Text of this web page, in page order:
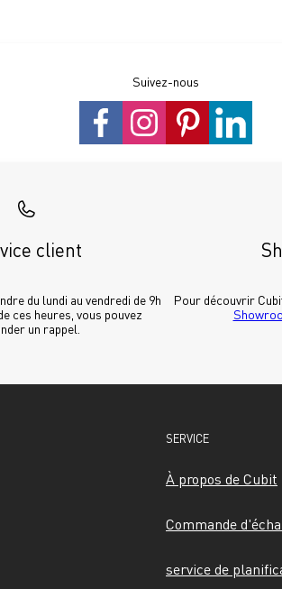
Suivez-nous
client
du lundi au vendredi de 9h
ces heures, vous pouvez
un rappel.
SERVICE
À propos de Cubit
Commande
service de